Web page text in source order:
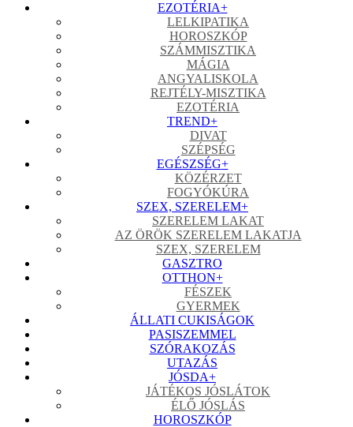
EZOTÉRIA+
LELKIPATIKA
HOROSZKÓP
SZÁMMISZTIKA
MÁGIA
ANGYALISKOLA
REJTÉLY-MISZTIKA
EZOTÉRIA
TREND+
DIVAT
SZÉPSÉG
EGÉSZSÉG+
KÖZÉRZET
FOGYÓKÚRA
SZEX, SZERELEM+
SZERELEM LAKAT
AZ ÖRÖK SZERELEM LAKATJA
SZEX, SZERELEM
GASZTRO
OTTHON+
FÉSZEK
GYERMEK
ÁLLATI CUKISÁGOK
PASISZEMMEL
SZÓRAKOZÁS
UTAZÁS
JÓSDA+
JÁTÉKOS JÓSLÁTOK
ÉLŐ JÓSLÁS
HOROSZKÓP